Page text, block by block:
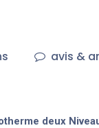
avis &
deux